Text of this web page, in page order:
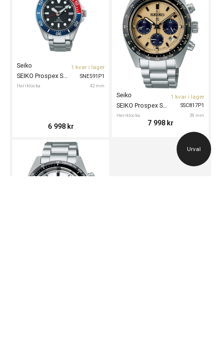
Urval
SNE591P1
Seiko
Herrklocka 42 mm
SEIKO Prospex Solar Divers 42mm
1 kvar i lager
6 998 kr
SSC817P1
Seiko
Herrklocka 39 mm
SEIKO Prospex Speedtimer Solar 39mm
1 kvar i lager
7 998 kr